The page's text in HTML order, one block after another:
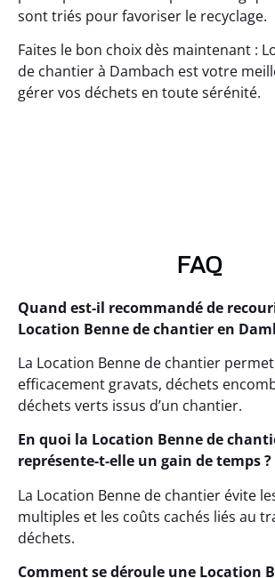
sont triés pour favoriser le recyclage.
Faites le bon choix dès maintenant :
de chantier à Dambach est votre
gérer vos déchets en toute sérénité.
FAQ
Quand est-il recommandé de
Location Benne de chantier en
La Location Benne de chantier permet
efficacement gravats, déchets
déchets verts issus d’un chantier.
En quoi la Location Benne de
représente-t-elle un gain de temps ?
La Location Benne de chantier évite
multiples et les coûts cachés liés au
déchets.
Comment se déroule une Location